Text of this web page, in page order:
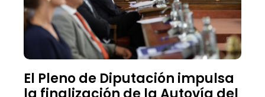
El Pleno de Diputación impulsa